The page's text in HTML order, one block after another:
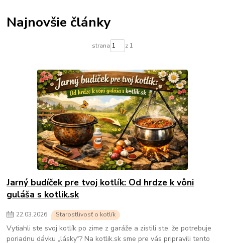
Najnovšie články
strana z 1
Jarný budíček pre tvoj kotlík: Od hrdze k vôni
guláša s kotlik.sk
22.03.2026 Starostlivosť o kotlík
Vytiahli ste svoj kotlík po zime z garáže a zistili ste, že potrebuje
poriadnu dávku „lásky“? Na kotlik.sk sme pre vás pripravili tento